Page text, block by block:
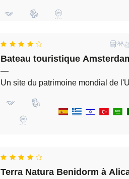
Bateau touristique
—
Un site du patrimoine mondial de
Terra Natura Benidorm à